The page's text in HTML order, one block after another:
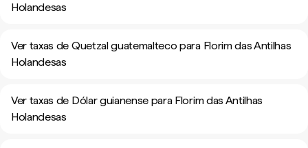
Holandesas
Ver taxas de Quetzal guatemalteco para Florim das Antilhas
Holandesas
Ver taxas de Dólar guianense para Florim das Antilhas
Holandesas